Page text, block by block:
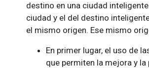
destino en una ciudad
ciudad y el del destino
el mismo origen. Ese mismo
En primer lugar, el uso de
que permiten la mejora y